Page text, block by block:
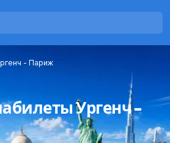
- Париж
Ургенч -